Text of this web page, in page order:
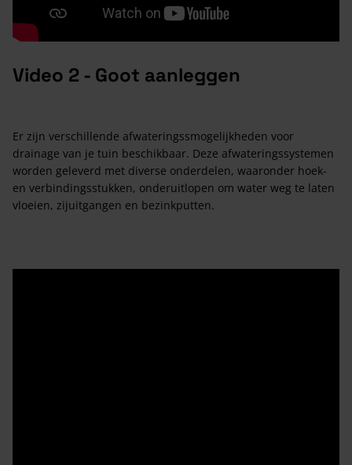
Video 2 - Goot aanleggen
Er zijn verschillende afwateringssmogelijkheden voor
drainage van je tuin beschikbaar. Deze afwateringssystemen
worden geleverd met diverse onderdelen, waaronder hoek-
en verbindingsstukken, onderuitlopen om water weg te laten
vloeien, zijuitgangen en bezinkputten.